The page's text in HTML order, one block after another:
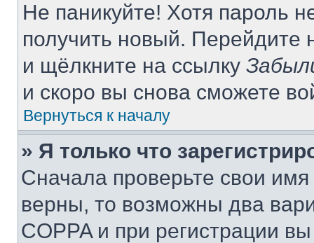
Не паникуйте! Хотя пароль
получить новый. Перейдите
и щёлкните на ссылку
и скоро вы снова сможете
Вернуться к началу
» Я только что
Сначала проверьте свои
верны, то возможны два
COPPA и при регистрации